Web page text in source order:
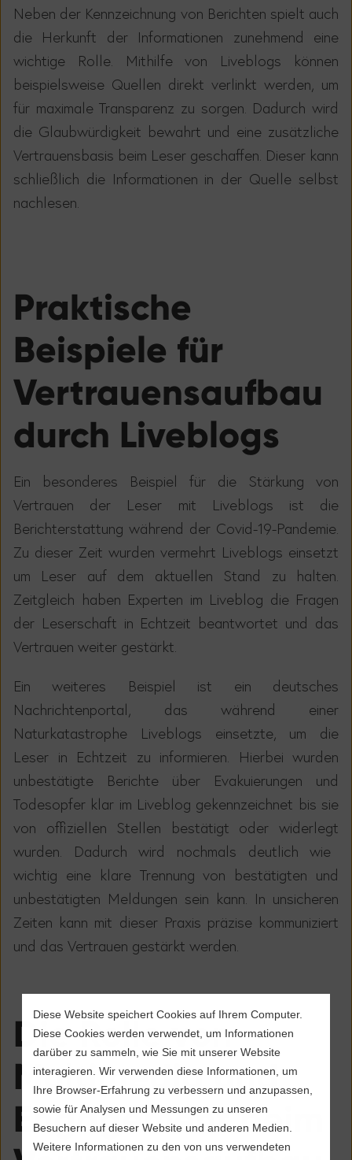
Diese Website speichert Cookies auf Ihrem Computer.
Diese Cookies werden verwendet, um Informationen
darüber zu sammeln, wie Sie mit unserer Website
interagieren. Wir verwenden diese Informationen, um
Ihre Browser-Erfahrung zu verbessern und anzupassen,
sowie für Analysen und Messungen zu unseren
Besuchern auf dieser Website und anderen Medien.
Weitere Informationen zu den von uns verwendeten
Neben der Kennzeichnung von Berichten spielt auch
die Herkunft der Informationen zunehmend eine
wichtige Rolle. Mithilfe von Liveblogs können
beispielsweise Quellen direkt verlinkt werden, um
für maximale Transparenz zu sorgen. Dadurch wird
die Glaubwürdigkeit bewahrt und eine zusätzliche
Vertrauensbasis beim Leser geschaffen. Dieser kann
schließlich die Informationen in der Quelle selbst
nachlesen.
Praktische
Beispiele für
Vertrauensaufbau
durch Liveblogs
Ein besonderes Beispiel für die Stärkung von
Vertrauen der Leser mit Liveblogs ist die
Berichterstattung während der Covid-19-Pandemie.
Zu dieser Zeit wurden vermehrt Liveblogs einsetzt
um Leser auf dem aktuellen Stand zu halten.
Zeitgleich haben Experten im Liveblog die Fragen
der Leserschaft in Echtzeit beantwortet und das
Vertrauen weiter gestärkt.
Ein weiteres Beispiel ist ein deutsches
Nachrichtenportal, das während einer
Naturkatastrophe Liveblogs einsetzte, um die
Leser in Echtzeit zu informieren. Hierbei wurden
unbestätigte Berichte über Evakuierungen und
Todesopfer klar im Liveblog gekennzeichnet bis sie
von offiziellen Stellen bestätigt oderwiderlegt
wurden. Dadurch wird nochmals deutlich wie
wichtig eine klare Trennung von bestätigten und
unbestätigten Meldungen sein kann. In unsicheren
Zeiten kann mit dieser Praxis präzise kommuniziert
und das Vertrauen gestärkt werden.
Die Rolle von
Multimedia und
Engagement beim